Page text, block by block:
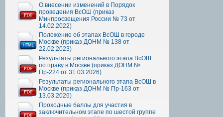
О внесении изменений в Порядок
проведения ВсОШ (приказ
Минпросвещения России № 73 от
14.02.2022)
Положение об этапах ВсОШ в городе
Москве (приказ ДОНМ № 138 от
22.02.2023)
Результаты регионального этапа ВсОШ
по праву в Москве (приказ ДОНМ №
Пр-224 от 31.03.2026)
Результаты регионального этапа ВсОШ в
Москве (приказ ДОНМ № Пр-163 от
13.03.2026)
Проходные баллы для участия в
заключительном этапе по шестой группе